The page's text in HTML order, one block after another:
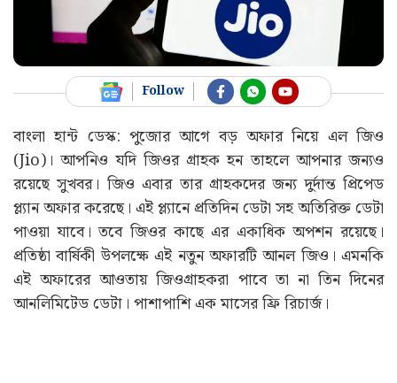
Follow
বাংলা হান্ট ডেস্ক: পুজোর আগে বড় অফার নিয়ে এল জিও
(Jio)। আপনিও যদি জিওর গ্রাহক হন তাহলে আপনার জন্যও
রয়েছে সুখবর। জিও এবার তার গ্রাহকদের জন্য দুর্দান্ত প্রিপেড
প্ল্যান অফার করেছে। এই প্ল্যানে প্রতিদিন ডেটা সহ অতিরিক্ত ডেটা
পাওয়া যাবে। তবে জিওর কাছে এর একাধিক অপশন রয়েছে।
প্রতিষ্ঠা বার্ষিকী উপলক্ষে এই নতুন অফারটি আনল জিও। এমনকি
এই অফারের আওতায় জিওগ্রাহকরা পাবে তা না তিন দিনের
আনলিমিটেড ডেটা। পাশাপাশি এক মাসের ফ্রি রিচার্জ।